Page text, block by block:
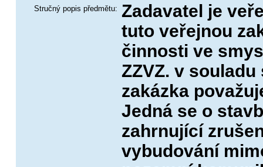
Stručný popis předmětu: Zadavatel je
tuto veřejnou
činnosti ve
ZZVZ. v souladu
zakázka
Jedná se o
zahrnující
vybudování